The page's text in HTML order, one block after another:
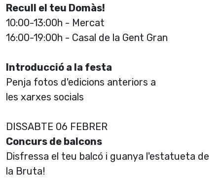
Recull el teu Domàs!
10:00-13:00h - Mercat
16:00-19:00h - Casal de la Gent Gran
Introducció a la festa
Penja fotos d'edicions anteriors a
les xarxes socials
DISSABTE 06 FEBRER
Concurs de balcons
Disfressa el teu balcó i guanya l'estatueta de
la Bruta!